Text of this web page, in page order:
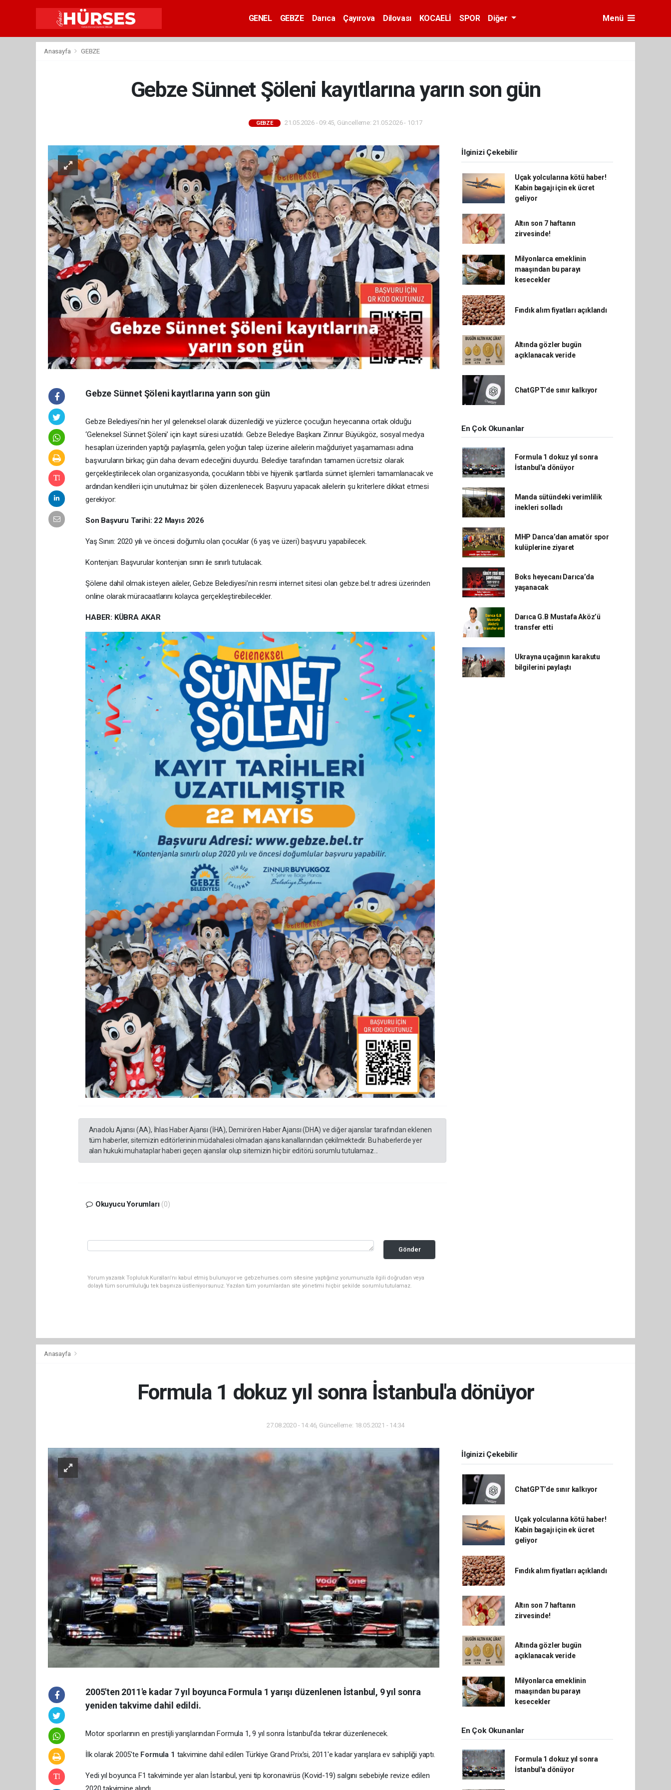
GENEL GEBZE Darıca Çayırova Dilovası KOCAELİ SPOR Diğer Menü
Anasayfa GEBZE
Gebze Sünnet Şöleni kayıtlarına yarın son gün
GEBZE 21.05.2026 - 09:45, Güncelleme: 21.05.2026 - 10:17
Gebze Sünnet Şöleni kayıtlarına yarın son gün
Gebze Belediyesi’nin her yıl geleneksel olarak düzenlediği ve yüzlerce çocuğun heyecanına ortak olduğu
‘Geleneksel Sünnet Şöleni’ için kayıt süresi uzatıldı. Gebze Belediye Başkanı Zinnur Büyükgöz, sosyal medya
hesapları üzerinden yaptığı paylaşımla, gelen yoğun talep üzerine ailelerin mağduriyet yaşamaması adına
başvuruların birkaç gün daha devam edeceğini duyurdu. Belediye tarafından tamamen ücretsiz olarak
gerçekleştirilecek olan organizasyonda, çocukların tıbbi ve hijyenik şartlarda sünnet işlemleri tamamlanacak ve
ardından kendileri için unutulmaz bir şölen düzenlenecek. Başvuru yapacak ailelerin şu kriterlere dikkat etmesi
gerekiyor:
Son Başvuru Tarihi: 22 Mayıs 2026
Yaş Sınırı: 2020 yılı ve öncesi doğumlu olan çocuklar (6 yaş ve üzeri) başvuru yapabilecek.
Kontenjan: Başvurular kontenjan sınırı ile sınırlı tutulacak.
Şölene dahil olmak isteyen aileler, Gebze Belediyesi’nin resmi internet sitesi olan gebze.bel.tr adresi üzerinden
online olarak müracaatlarını kolayca gerçekleştirebilecekler.
HABER: KÜBRA AKAR
Anadolu Ajansı (AA), İhlas Haber Ajansı (İHA), Demirören Haber Ajansı (DHA) ve diğer ajanslar tarafından eklenen
tüm haberler, sitemizin editörlerinin müdahalesi olmadan ajans kanallarından çekilmektedir. Bu haberlerde yer
alan hukuki muhataplar haberi geçen ajanslar olup sitemizin hiç bir editörü sorumlu tutulamaz...
Okuyucu Yorumları (0)
Gönder
Yorum yazarak Topluluk Kuralları’nı kabul etmiş bulunuyor ve gebzehurses.com sitesine yaptığınız yorumunuzla ilgili doğrudan veya
dolaylı tüm sorumluluğu tek başınıza üstleniyorsunuz. Yazılan tüm yorumlardan site yönetimi hiçbir şekilde sorumlu tutulamaz.
İlginizi Çekebilir
Uçak yolcularına kötü haber!
Kabin bagajı için ek ücret
geliyor
Altın son 7 haftanın
zirvesinde!
Milyonlarca emeklinin
maaşından bu parayı
kesecekler
Fındık alım fiyatları açıklandı
Altında gözler bugün
açıklanacak veride
ChatGPT’de sınır kalkıyor
En Çok Okunanlar
Formula 1 dokuz yıl sonra
İstanbul'a dönüyor
Manda sütündeki verimlilik
inekleri solladı
MHP Darıca’dan amatör spor
kulüplerine ziyaret
Boks heyecanı Darıca’da
yaşanacak
Darıca G.B Mustafa Aköz’ü
transfer etti
Ukrayna uçağının karakutu
bilgilerini paylaştı
Anasayfa
Formula 1 dokuz yıl sonra İstanbul'a dönüyor
27.08.2020 - 14:46, Güncelleme: 18.05.2021 - 14:34
2005'ten 2011'e kadar 7 yıl boyunca Formula 1 yarışı düzenlenen İstanbul, 9 yıl sonra
yeniden takvime dahil edildi.
Motor sporlarının en prestijli yarışlarından Formula 1, 9 yıl sonra İstanbul'da tekrar düzenlenecek.
İlk olarak 2005'te Formula 1 takvimine dahil edilen Türkiye Grand Prix'si, 2011'e kadar yarışlara ev sahipliği yaptı.
Yedi yıl boyunca F1 takviminde yer alan İstanbul, yeni tip koronavirüs (Kovid-19) salgını sebebiyle revize edilen
İlginizi Çekebilir
ChatGPT’de sınır kalkıyor
Uçak yolcularına kötü haber!
Kabin bagajı için ek ücret
geliyor
Fındık alım fiyatları açıklandı
Altın son 7 haftanın
zirvesinde!
Altında gözler bugün
açıklanacak veride
Milyonlarca emeklinin
maaşından bu parayı
kesecekler
En Çok Okunanlar
Formula 1 dokuz yıl sonra
İstanbul'a dönüyor